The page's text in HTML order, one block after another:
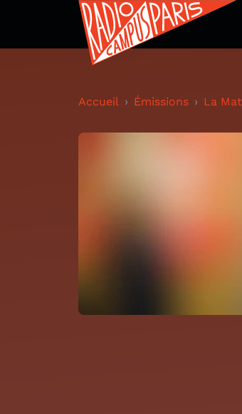
Accueil Émissions La